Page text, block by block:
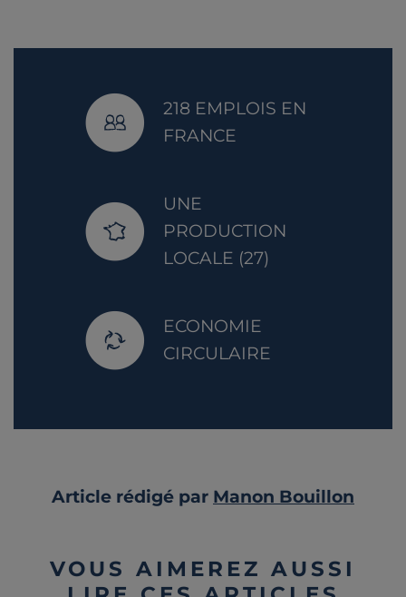
218 EMPLOIS EN
FRANCE
UNE
PRODUCTION
LOCALE (27)
ECONOMIE
CIRCULAIRE
Article rédigé par Manon Bouillon
VOUS AIMEREZ AUSSI